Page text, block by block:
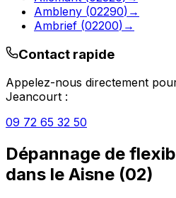
Ambleny (02290) →
Ambrief (02200) →
Contact rapide
Appelez-nous directement
Jeancourt :
09 72 65 32 50
Dépannage de
dans le Aisne (02)